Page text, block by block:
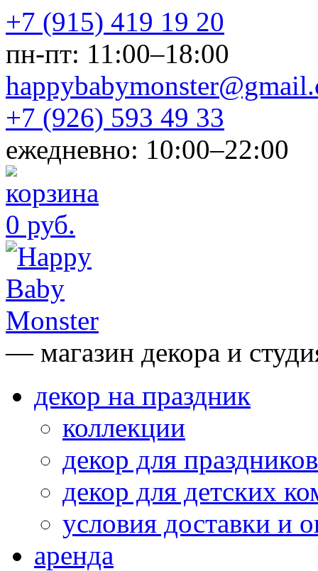
+7 (915) 419 19 20
пн-пт: 11:00–18:00
+7 (926) 593 49 33
ежедневно: 10:00–22:00
0 руб.
— магазин декора и
декор на праздник
коллекции
декор для праздников
декор для детских
условия доставки и
аренда